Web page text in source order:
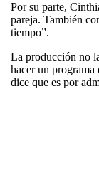
Por su parte,
pareja. También
tiempo”.
La producción no
hacer un programa
dice que es por